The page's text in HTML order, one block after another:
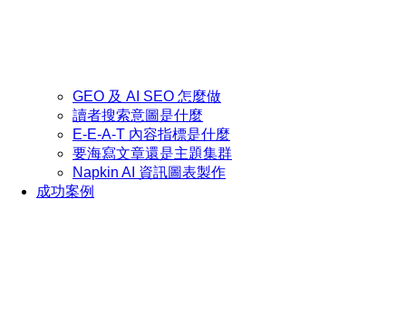
GEO 及 AI SEO 怎麼做
讀者搜索意圖是什麼
E-E-A-T 內容指標是什麼
要海寫文章還是主題集群
Napkin AI 資訊圖表製作
成功案例